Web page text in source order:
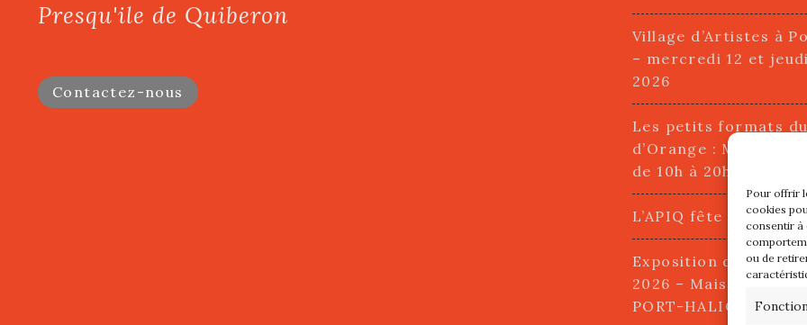
Pour offrir
cookies
consentir à
ou de
Presqu'ile de Quiberon
Contactez-nous
Village d’Artistes à
– mercredi 12 et
2026
Les petits formats
d’Orange : Mercredi
de 10h à 20h
L’APIQ fête ses 10
Exposition du 20
2026 – Maison du
PORT-HALIGUEN –